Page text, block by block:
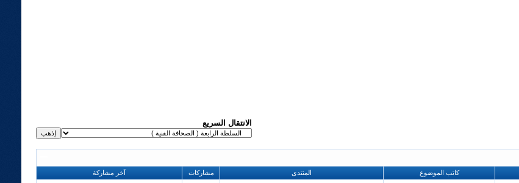
الانتقال السريع
كاتب الموضوع المنتدى مشاركات آخر مشاركة